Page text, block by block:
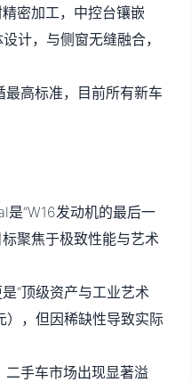
密加工，中控台镶嵌
计，与侧窗无缝融合，
高标准，目前所有新车
“W16发动机的最后一
聚焦于极致性能与艺术
“顶级资产与工业艺术
），但因稀缺性导致实际
手车市场出现显著溢